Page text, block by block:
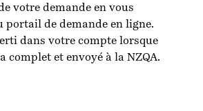
votre demande en vous
portail de demande en ligne.
dans votre compte lorsque
complet et envoyé à la NZQA.